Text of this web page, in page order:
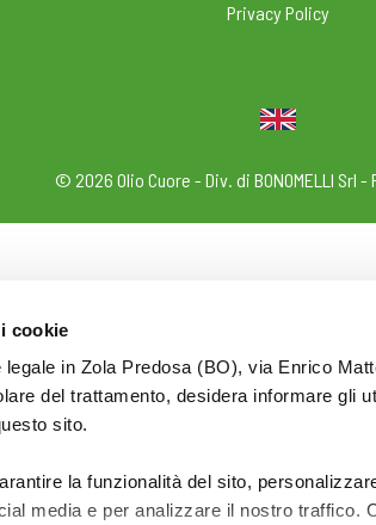
cookie
in Zola Predosa (BO), via Enrico
del trattamento, desidera informare gli
sito.
la funzionalità del sito,
media e per analizzare il nostro traffico.
Privacy Policy
© 2026 Olio Cuore - Div. di BONOMELLI Srl -